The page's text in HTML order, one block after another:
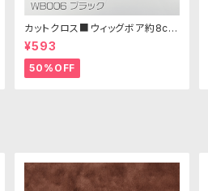
カットクロス■ウィッグボア約8cm
(ブラック)WB006ボア生地 25cm
× 45cm
¥593
50%OFF